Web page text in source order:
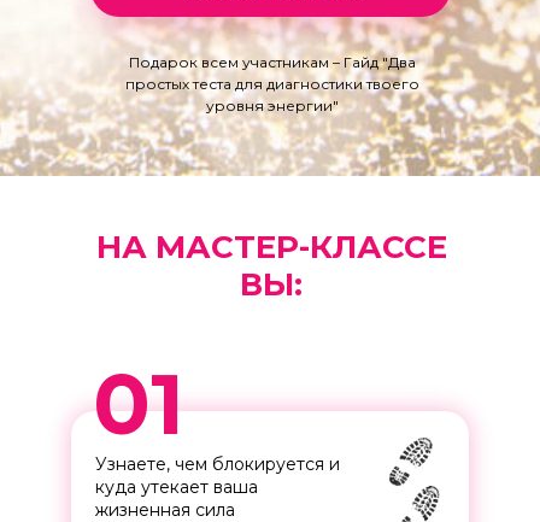
Подарок всем участникам – Гайд "Два
простых теста для диагностики твоего
уровня энергии"
НА МАСТЕР-КЛАССЕ
ВЫ:
Узнаете, чем блокируется и
куда утекает ваша
жизненная сила
01